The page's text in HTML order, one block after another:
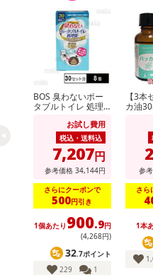
クリップをつまんでお手持ち
お手持ちのメガネにカンタン
いつも眼鏡のあなたもサング
必要なときにレンズをサッと下
かかる負担を軽減。
屋外でのスポーツやアクティビ
段の街歩き… デザイン性と機能
BOS 臭わないポー
タブルトイレ 処理
お試し費用
税込・送料込
7,207円
参考価格 34,144円
さらにクーポンで
500円引き
1個あたり 900.9円
(4,268円)
32.7ポイント
229
1
【3本
カ油
【ア
タイ
参
さら
1本